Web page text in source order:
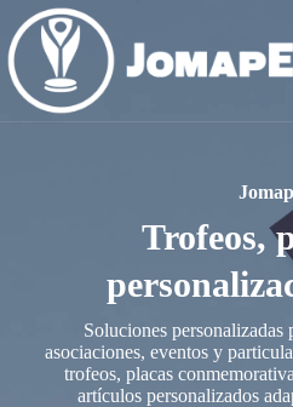
Saltar
contenido
Trofeos,
Soluciones personalizadas
asociaciones, eventos y
trofeos, placas
artículos personalizados